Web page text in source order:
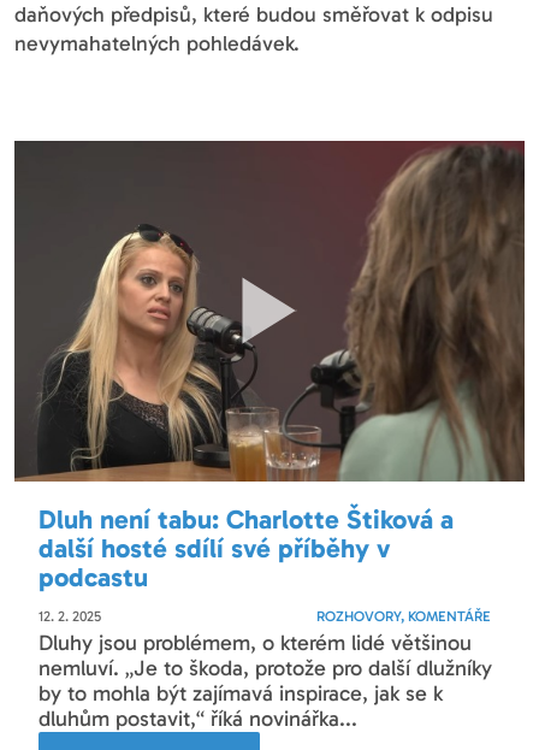
daňových předpisů, které budou směřovat k odpisu
nevymahatelných pohledávek.
Dluh není tabu: Charlotte Štiková a
další hosté sdílí své příběhy v
podcastu
12. 2. 2025 ROZHOVORY, KOMENTÁŘE
Dluhy jsou problémem, o kterém lidé většinou
nemluví. „Je to škoda, protože pro další dlužníky
by to mohla být zajímavá inspirace, jak se k
dluhům postavit,“ říká novinářka...